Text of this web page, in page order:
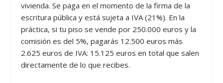
vivienda. Se paga en el momento de la firma de la
escritura pública y está sujeta a IVA (21%). En la
práctica, si tu piso se vende por 250.000 euros y la
comisión es del 5%, pagarás 12.500 euros más
2.625 euros de IVA: 15.125 euros en total que salen
directamente de lo que recibes.